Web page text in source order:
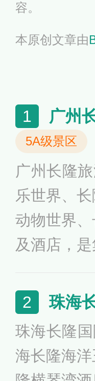
容。
本原创文章由
1 广州
5A级景区
广州长隆
乐世界、
动物世界
及酒店，
多次获得
掌奖”三甲
迎的一站式
2 珠海
珠海长隆
海长隆海